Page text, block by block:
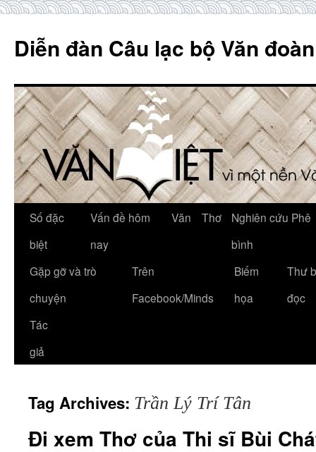
content
Diễn đàn Câu lạc bộ Văn
Số đặc
biệt
Vấn đề hôm
nay
Văn Thơ
Nghiên cứu Phê
bình
Gặp gỡ và trò
chuyện
Trên
Facebook/Minds
Biếm
họa
Thư
đọc
Tác
giả
Tag Archives: Trần Lý Trí Tân
Đi xem Thơ của Thi sĩ Bùi